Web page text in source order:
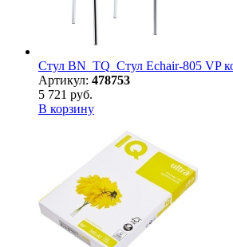
Стул BN_TQ_Стул Echair-805 VP
Артикул: 478753
5 721 руб.
В корзину